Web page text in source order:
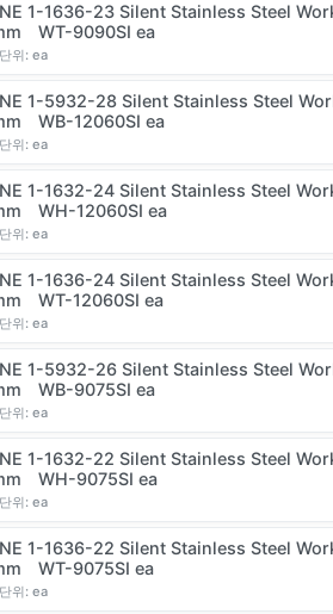
1-1636-23 Silent Stainless Steel
WT-9090SI ea
단위: ea
1-5932-28 Silent Stainless Steel
WB-12060SI ea
단위: ea
1-1632-24 Silent Stainless Steel
WH-12060SI ea
단위: ea
1-1636-24 Silent Stainless Steel
WT-12060SI ea
단위: ea
1-5932-26 Silent Stainless Steel
WB-9075SI ea
단위: ea
1-1632-22 Silent Stainless Steel
WH-9075SI ea
단위: ea
1-1636-22 Silent Stainless Steel
WT-9075SI ea
단위: ea